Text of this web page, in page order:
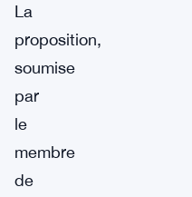
La
proposition,
soumise
par
le
membre
de